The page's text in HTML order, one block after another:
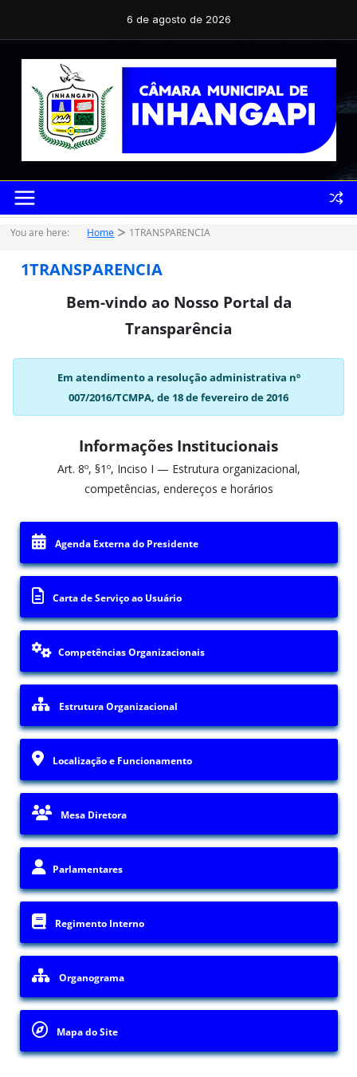
conteúdo
6 de agosto de 2026
You are here: Home 1TRANSPARENCIA
1TRANSPARENCIA
Bem-vindo ao Nosso Portal da
Transparência
Em atendimento a resolução administrativa nº
007/2016/TCMPA, de 18 de fevereiro de 2016
Informações Institucionais
Art. 8º, §1º, Inciso I — Estrutura organizacional,
competências, endereços e horários
Agenda Externa do Presidente
Carta de Serviço ao Usuário
Competências Organizacionais
Estrutura Organizacional
Localização e Funcionamento
Mesa Diretora
Parlamentares
Regimento Interno
Organograma
Mapa do Site